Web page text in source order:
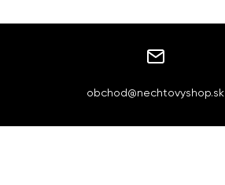
obchod@nechtovyshop.sk